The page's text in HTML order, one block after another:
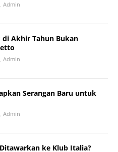
Admin
di Akhir Tahun Bukan
Admin
Serangan Baru untuk
Admin
ke Klub Italia?